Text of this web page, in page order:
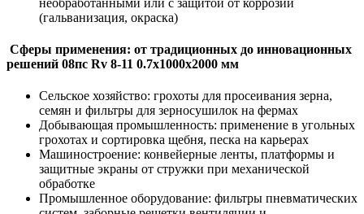
(гальванизация, окраска)
Сферы применения: от традиционных до инновационных
решений 08пс Rv 8-11 0.7х1000х2000 мм
Сельское хозяйство: грохоты для просеивания зерна,
семян и фильтры для зерносушилок на фермах
Добывающая промышленность: применение в угольных
грохотах и сортировка щебня, песка на карьерах
Машиностроение: конвейерные ленты, платформы и
защитные экраны от стружки при механической
обработке
Промышленное оборудование: фильтры пневматических